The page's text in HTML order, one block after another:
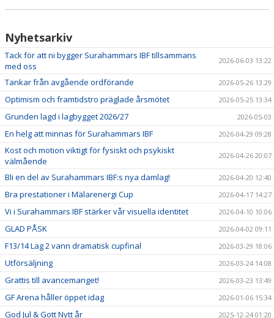
Nyhetsarkiv
Tack för att ni bygger Surahammars IBF tillsammans
med oss
2026-06-03 13:22
Tankar från avgående ordförande 2026-05-26 13:29
Optimism och framtidstro präglade årsmötet 2026-05-25 13:34
Grunden lagd i lagbygget 2026/27 2026-05-03
En helg att minnas för Surahammars IBF 2026-04-29 09:28
Kost och motion viktigt för fysiskt och psykiskt
välmående
2026-04-26 20:07
Bli en del av Surahammars IBF:s nya damlag! 2026-04-20 12:40
Bra prestationer i Mälarenergi Cup 2026-04-17 14:27
Vi i Surahammars IBF stärker vår visuella identitet 2026-04-10 10:06
GLAD PÅSK 2026-04-02 09:11
F13/14 Lag 2 vann dramatisk cupfinal 2026-03-29 18:06
Utförsäljning 2026-03-24 14:08
Grattis till avancemanget! 2026-03-23 13:49
GF Arena håller öppet idag 2026-01-06 15:34
God Jul & Gott Nytt år 2025-12-24 01:20